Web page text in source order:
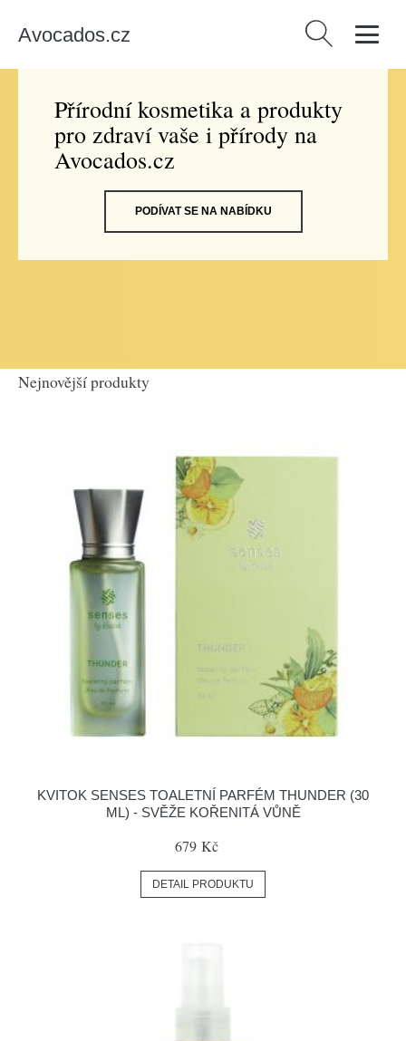
Avocados.cz Vyhledávání
Přírodní kosmetika a produkty
pro zdraví vaše i přírody na
Avocados.cz
PODÍVAT SE NA NABÍDKU
Nejnovější produkty
KVITOK SENSES TOALETNÍ PARFÉM THUNDER (30
ML) - SVĚŽE KOŘENITÁ VŮNĚ
679 Kč
DETAIL PRODUKTU